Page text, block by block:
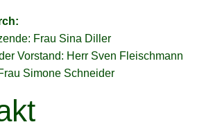
Frau Sina Diller
Vorstand: Herr Sven Fleischmann
Simone Schneider